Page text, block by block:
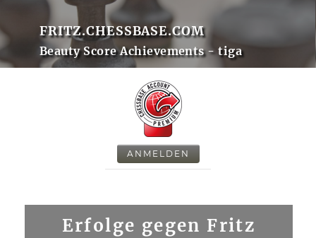
FRITZ.CHESSBASE.COM
Beauty Score Achievements - tiga
ANMELDEN
Erfolge gegen Fritz